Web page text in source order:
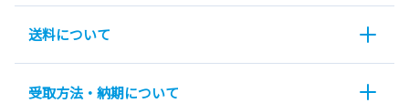
送料について
受取方法・納期について